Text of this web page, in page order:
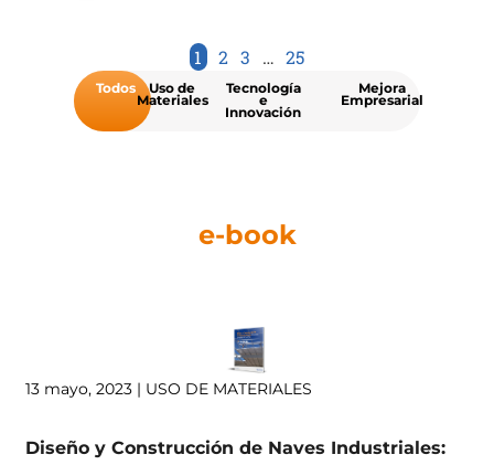
1 2 3 … 25
Todos Uso de
Materiales
Tecnología
e
Innovación
Mejora
Empresarial
e-book
13 mayo, 2023 | USO DE MATERIALES
Diseño y Construcción de Naves Industriales: